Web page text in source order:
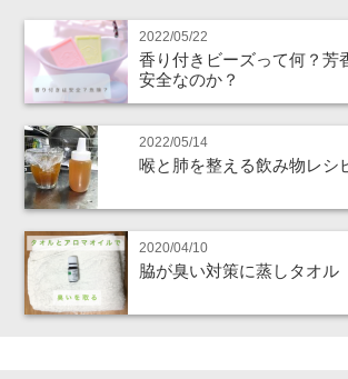
2022/05/22
香り付きビーズって何？芳
安全なのか？
2022/05/14
喉と肺を整える飲み物レシ
2020/04/10
脇が臭い対策に蒸しタオル